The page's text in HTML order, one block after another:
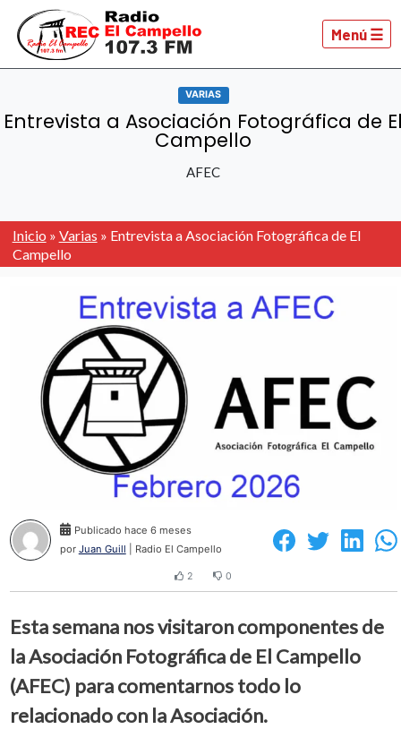
Menú ☰
VARIAS
Entrevista a Asociación Fotográfica de
Campello
AFEC
Inicio » Varias » Entrevista a Asociación Fotográfica de El
Campello
Publicado hace 6 meses
por Juan Guill | Radio El Campello
2 0
Esta semana nos visitaron componentes de
la Asociación Fotográfica de El Campello
(AFEC) para comentarnos todo lo
relacionado con la Asociación.